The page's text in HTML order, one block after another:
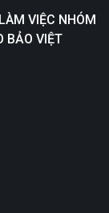
VIỆC NHÓM
BẢO VIỆT